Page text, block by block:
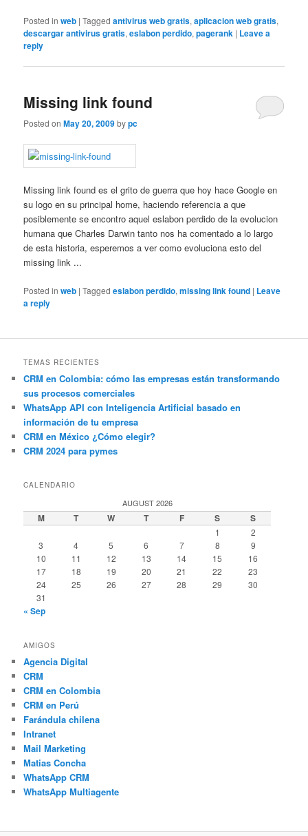
Posted in web |Tagged antivirus web gratis,aplicacion web gratis,
descargar antivirus gratis,eslabon perdido,pagerank | Leave a
reply
Missing link found
Posted onMay 20, 2009bypc
Missing link found es el grito de guerra que hoy hace Google en
su logo en su principal home, haciendo referencia a que
posiblemente se encontro aquel eslabon perdido de la evolucion
humana que Charles Darwin tanto nos ha comentado a lo largo
de esta historia, esperemos a ver como evoluciona esto del
missing link ...
Posted in web |Tagged eslabon perdido,missing link found | Leave
a reply
TEMAS RECIENTES
CRM en Colombia: cómo las empresas están transformando
sus procesos comerciales
WhatsApp API con Inteligencia Artificial basado en
información de tu empresa
CRM en México ¿Cómo elegir?
CRM 2024 para pymes
CALENDARIO
AUGUST 2026
M T W T F S S
1
2
3
4 5 6 7 8
9
10
11 12 13 14 15
16
17
18 19 20 21 22
23
24
25 26 27 28 29
30
31
« Sep
AMIGOS
Agencia Digital
CRM
CRM en Colombia
CRM en Perú
Farándula chilena
Intranet
Mail Marketing
Matias Concha
WhatsApp CRM
WhatsApp Multiagente